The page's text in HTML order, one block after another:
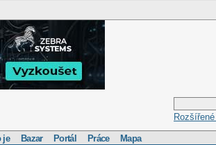
je Bazar Portál Práce Mapa